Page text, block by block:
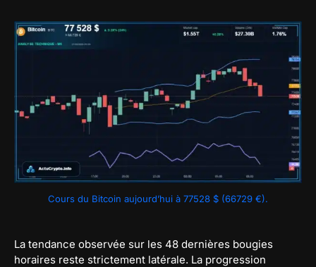
Cours du Bitcoin aujourd’hui à 77528 $ (66729 €).
La tendance observée sur les 48 dernières bougies
horaires reste strictement latérale. La progression